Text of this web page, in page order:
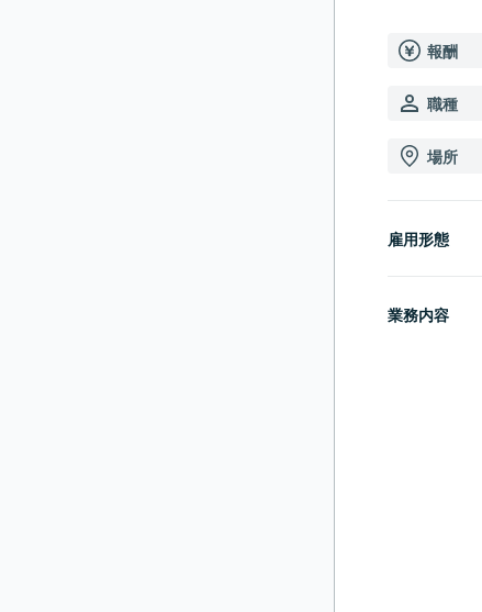
報酬
職種
場所
雇用形態
業務内容